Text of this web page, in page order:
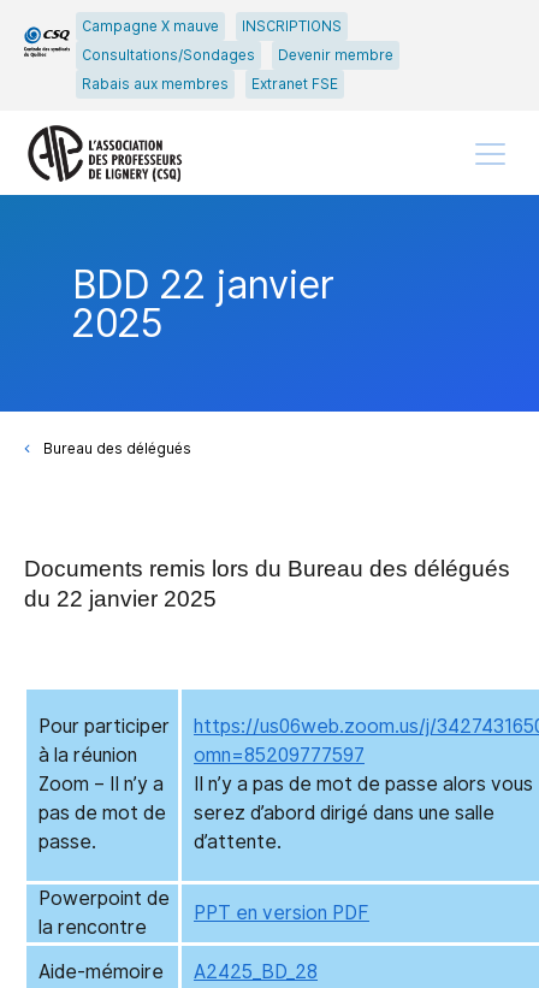
Passer
au
principal
Passer
au
Campagne X mauve
INSCRIPTIONS
Consultations/Sondages
Devenir membre
Rabais aux membres
Extranet FSE
BDD 22 janvier
2025
Bureau des délégués
Documents remis lors du Bureau des délégués
du 22 janvier 2025
Pour participer
à la réunion
Zoom – Il n’y a
pas de mot de
passe.
https://us06web.zoom.us/j/
omn=85209777597
Il n’y a pas de mot de passe alors vous
serez d’abord dirigé dans une salle
d’attente.
Powerpoint de
la rencontre
PPT en version PDF
Aide-mémoire
A2425_BD_28